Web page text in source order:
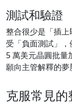
測試和驗證
整合很少是「插
受「負面測試」
5 萬美元晶圓批量
願向主管解釋的夢
克服常見